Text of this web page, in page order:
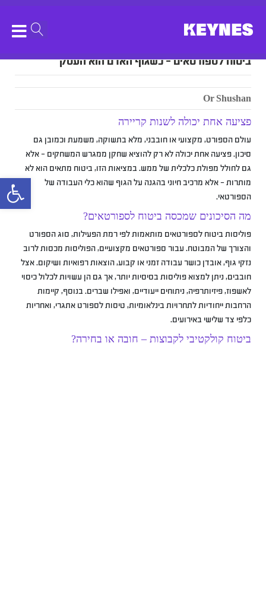
ביטוח לספורטאים – כשגוף האדם הוא העסק
Or Shushan
פציעה אחת יכולה לשנות קריירה
עולם הספורט, מקצועי או חובבני, מלא בתשוקה, משמעת וכמובן גם
סיכון. פציעה אחת יכולה לא רק להוציא שחקן ממגרש המשחקים – אלא
גם לחולל מפולת כלכלית של ממש. במציאות הזו, ביטוח מתאים הוא לא
מותרות – אלא מרכיב חיוני בהגנה על הגוף שהוא כלי העבודה של
הספורטאי.
מה הסיכונים שמכסה ביטוח לספורטאים?
פוליסות ביטוח לספורטאים מותאמות לפי רמת הפעילות, סוג הספורט
והצורך של המבוטח. עבור ספורטאים מקצועיים, הפוליסות מכסות לרוב
נזקי גוף, אובדן כושר עבודה זמני או קבוע, הוצאות רפואיות ושיקום. אצל
חובבים, ניתן למצוא פוליסות בסיסיות יותר, אך גם הן עשויות לכלול כיסוי
לאשפוז, פיזיותרפיה, ניתוחים ייעודיים, ואפילו שברים. בנוסף, קיימות
הרחבות ייחודיות לתחרויות בינלאומיות, טיסות לספורט אתגרי, ואחריות
כלפי צד שלישי באירועים.
ביטוח קולקטיבי לקבוצות – חובה או בחירה?